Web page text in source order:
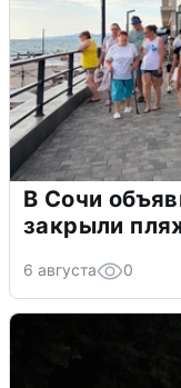
В Сочи
закрыли
6 августа 0